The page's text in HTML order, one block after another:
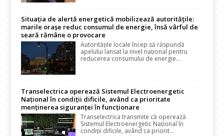
Situația de alertă energetică mobilizează autoritățile:
marile orașe reduc consumul de energie, însă vârful de
seară rămâne o provocare
Autoritățile locale încep să răspundă
apelului lansat la nivel național pentru
reducerea consumului de energie...
Transelectrica operează Sistemul Electroenergetic
Național în condiții dificile, având ca prioritate
menținerea siguranței în funcționare
Transelectrica transmite că operează
Sistemul Electroenergetic Național în
condiții dificile, având ca priorit...